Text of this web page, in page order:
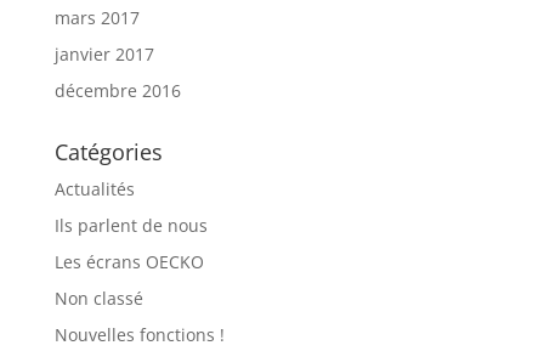
mars 2017
janvier 2017
décembre 2016
Catégories
Actualités
Ils parlent de nous
Les écrans OECKO
Non classé
Nouvelles fonctions !